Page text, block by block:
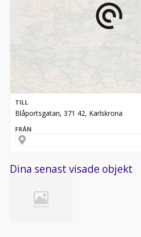
TILL
Blåportsgatan, 371 42, Karlskrona
FRÅN
Dina senast visade objekt